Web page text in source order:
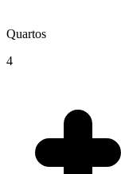
Quartos
4